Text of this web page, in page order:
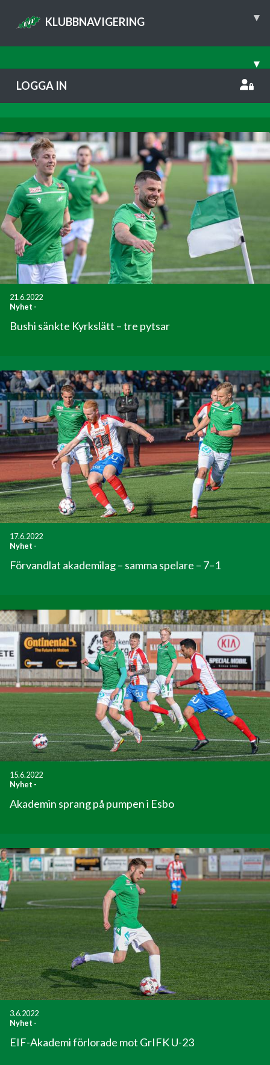
KLUBBNAVIGERING ▾
▾
LOGGA IN
21.6.2022
Nyhet -
Bushi sänkte Kyrkslätt – tre pytsar
17.6.2022
Nyhet -
Förvandlat akademilag – samma spelare – 7–1
15.6.2022
Nyhet -
Akademin sprang på pumpen i Esbo
3.6.2022
Nyhet -
EIF-Akademi förlorade mot GrIFK U-23